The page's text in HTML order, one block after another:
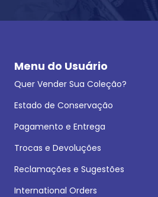
Menu do Usuário
Quer Vender Sua Coleção?
Estado de Conservação
Pagamento e Entrega
Trocas e Devoluções
Reclamações e Sugestões
International Orders